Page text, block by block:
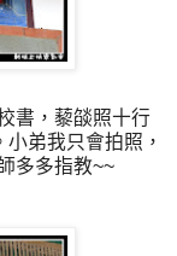
書，藜燄照十行
弟我只會拍照，
多多指教~~